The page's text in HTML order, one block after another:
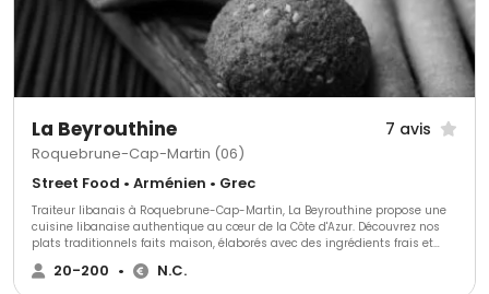
La Beyrouthine 7 avis
Roquebrune-Cap-Martin (06)
Street Food • Arménien • Grec
Traiteur libanais à Roquebrune-Cap-Martin, La Beyrouthine propose une
cuisine libanaise authentique au cœur de la Côte d'Azur. Découvrez nos
plats traditionnels faits maison, élaborés avec des ingrédients frais et
respectant les recettes familiales. Idéal pour événements privés,
professionnels ou repas à emporter, notre service offre une expérience
20-200 • N.C.